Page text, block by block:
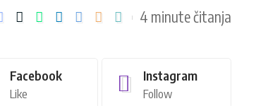
4 minute čitanja
Facebook
Like
Instagram
Follow